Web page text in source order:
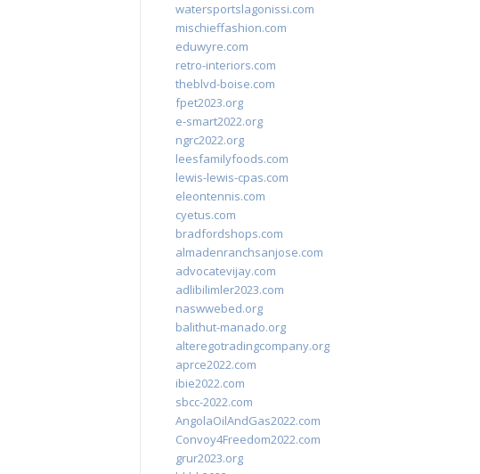
watersportslagonissi.com
mischieffashion.com
eduwyre.com
retro-interiors.com
theblvd-boise.com
fpet2023.org
e-smart2022.org
ngrc2022.org
leesfamilyfoods.com
lewis-lewis-cpas.com
eleontennis.com
cyetus.com
bradfordshops.com
almadenranchsanjose.com
advocatevijay.com
adlibilimler2023.com
naswwebed.org
balithut-manado.org
alteregotradingcompany.org
aprce2022.com
ibie2022.com
sbcc-2022.com
AngolaOilAndGas2022.com
Convoy4Freedom2022.com
grur2023.org